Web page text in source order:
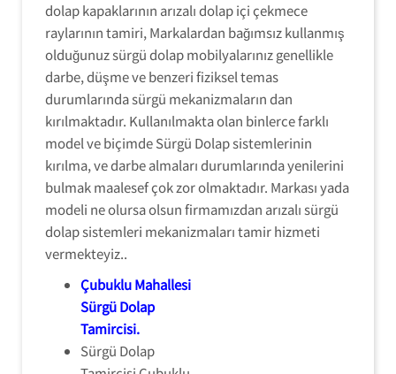
dolap kapaklarının arızalı dolap içi çekmece
raylarının tamiri, Markalardan bağımsız kullanmış
olduğunuz sürgü dolap mobilyalarınız genellikle
darbe, düşme ve benzeri fiziksel temas
durumlarında sürgü mekanizmaların dan
kırılmaktadır. Kullanılmakta olan binlerce farklı
model ve biçimde Sürgü Dolap sistemlerinin
kırılma, ve darbe almaları durumlarında yenilerini
bulmak maalesef çok zor olmaktadır. Markası yada
modeli ne olursa olsun firmamızdan arızalı sürgü
dolap sistemleri mekanizmaları tamir hizmeti
vermekteyiz..
Çubuklu Mahallesi
Sürgü Dolap
Tamircisi.
Sürgü Dolap